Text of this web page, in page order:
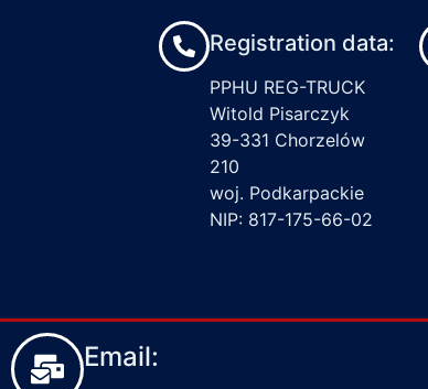
Registration data:
PPHU REG-TRUCK
Witold Pisarczyk
39-331 Chorzelów
210
woj. Podkarpackie
NIP: 817-175-66-02
Email: